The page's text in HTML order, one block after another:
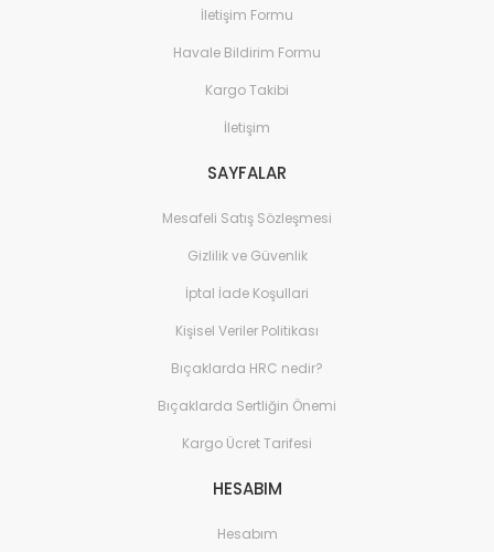
İletişim Formu
Havale Bildirim Formu
Kargo Takibi
İletişim
SAYFALAR
Mesafeli Satış Sözleşmesi
Gizlilik ve Güvenlik
İptal İade Koşullari
Kişisel Veriler Politikası
Bıçaklarda HRC nedir?
Bıçaklarda Sertliğin Önemi
Kargo Ücret Tarifesi
HESABIM
Hesabım